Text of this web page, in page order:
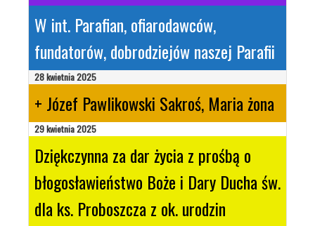
W int. Parafian, ofiarodawców,
fundatorów, dobrodziejów naszej Parafii
28 kwietnia 2025
+ Józef Pawlikowski Sakroś, Maria żona
29 kwietnia 2025
Dziękczynna za dar życia z prośbą o
błogosławieństwo Boże i Dary Ducha św.
dla ks. Proboszcza z ok. urodzin